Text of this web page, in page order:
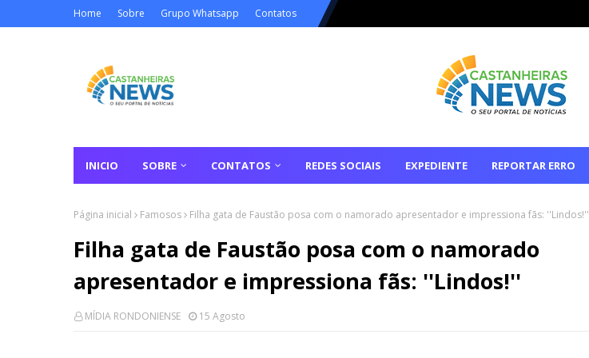
Home Sobre Grupo Whatsapp Contatos
INICIO SOBRE CONTATOS REDES SOCIAIS EXPEDIENTE REPORTAR ERRO
Página inicial Famosos Filha gata de Faustão posa com o namorado apresentador e impressiona fãs: ''Lindos!''
Filha gata de Faustão posa com o namorado
apresentador e impressiona fãs: ''Lindos!''
MÍDIA RONDONIENSE 15 Agosto